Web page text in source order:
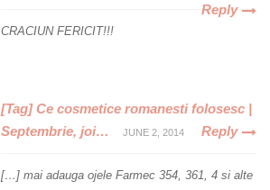
Reply
CRACIUN FERICIT!!!
[Tag] Ce cosmetice romanesti folosesc |
Septembrie, joi…
JUNE 2, 2014 Reply
[…] mai adauga ojele Farmec 354, 361, 4 si alte